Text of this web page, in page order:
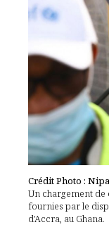
Crédit Photo :
Un chargement de
fournies par le
d'Accra, au Ghana.